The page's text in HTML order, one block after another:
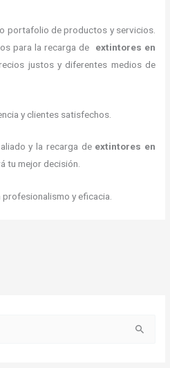
portafolio de productos y servicios.
para la recarga de extintores en
justos y diferentes medios de
y clientes satisfechos.
y la recarga de extintores en
tu mejor decisión.
y eficacia.